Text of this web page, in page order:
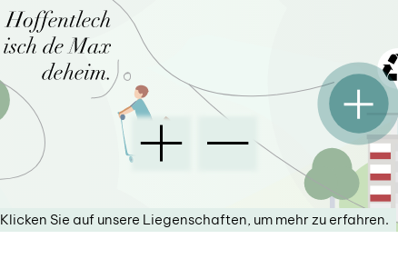
Klicken Sie auf unsere Liegenschaften, um mehr zu erfahren.